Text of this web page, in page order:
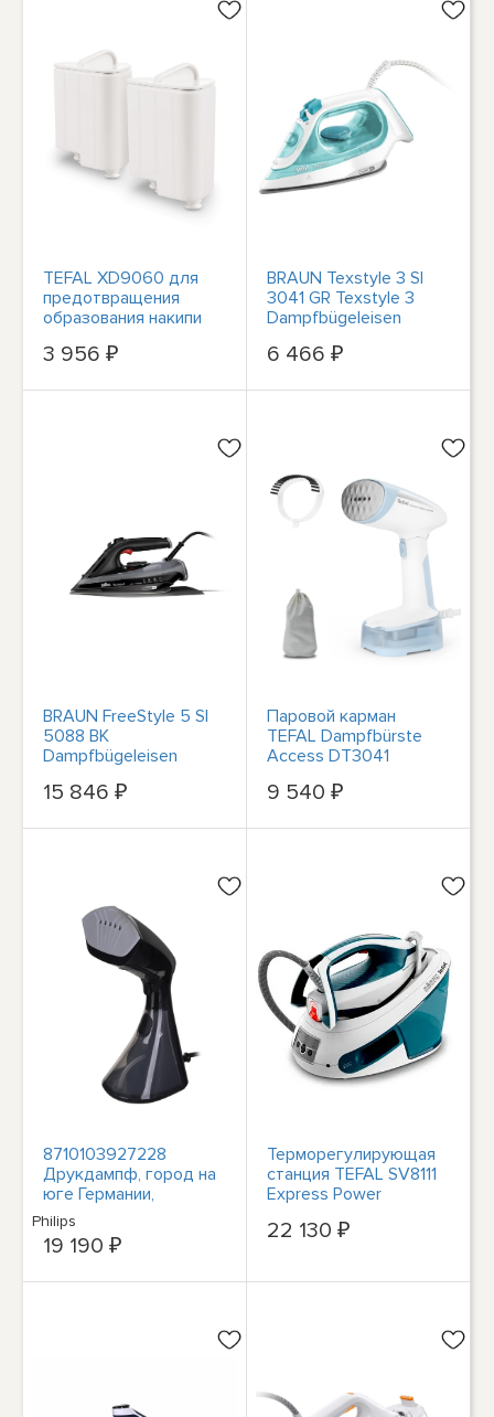
TEFAL XD9060 для
предотвращения
образования накипи
3 956 ₽
BRAUN Texstyle 3 SI
3041 GR Texstyle 3
Dampfbügeleisen
6 466 ₽
BRAUN FreeStyle 5 SI
5088 BK
Dampfbügeleisen
15 846 ₽
Паровой карман
TEFAL Dampfbürste
Access DT3041
9 540 ₽
8710103927228
Друкдампф, город на
юге Германии,
владелец торгового
центра Dampfglätter
Ph
Philips
19 190 ₽
Терморегулирующая
станция TEFAL SV8111
Express Power
22 130 ₽